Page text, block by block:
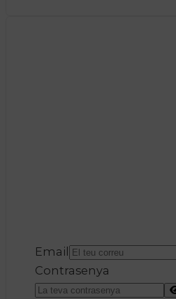
Email
Contrasenya